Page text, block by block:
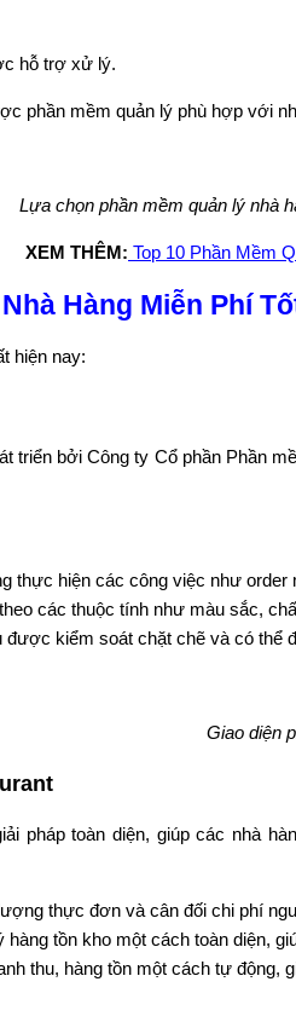
hỗ trợ xử lý.
phần mềm quản lý phù hợp với
Lựa chọn phần mềm quản lý nhà
XEM THÊM: Top 10 Phần Mềm
Hàng Miễn Phí
hiện nay:
triển bởi Công ty Cổ phần Phần
thực hiện các công việc như
các thuộc tính như màu sắc,
được kiểm soát chặt chẽ và có thể
Giao diện
pháp toàn diện, giúp các nhà
thực đơn và cân đối chi phí
tồn kho một cách toàn diện,
thu, hàng tồn một cách tự